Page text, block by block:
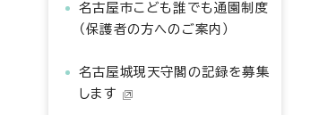
名古屋市こども誰でも通園制度
（保護者の方へのご案内）
名古屋城現天守閣の記録を募集
します